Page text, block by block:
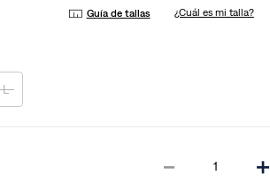
Guía de tallas ¿Cuál es mi talla?
L
＋
－